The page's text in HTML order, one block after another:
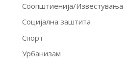
Соопштиенија/Известувања
Социјална заштита
Спорт
Урбанизам